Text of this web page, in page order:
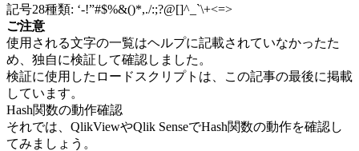
記号28種類: ‘-!”#$%&()*,./:;?@[]^_`\+<=>
ご注意
使用される文字の一覧はヘルプに記載されていなかったた
め、独自に検証して確認しました。
検証に使用したロードスクリプトは、この記事の最後に掲載
しています。
Hash関数の動作確認
それでは、QlikViewやQlik SenseでHash関数の動作を確認し
てみましょう。